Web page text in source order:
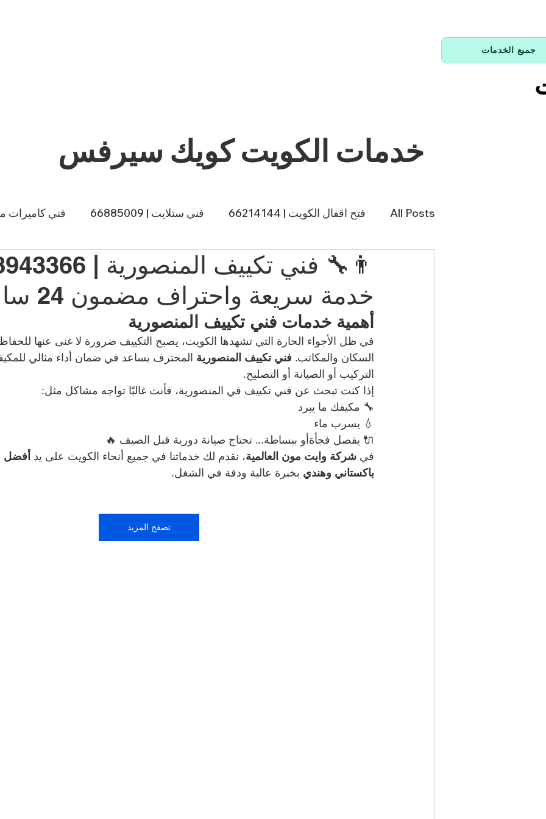
جميع الخدمات
خدمات الكويت كويك سيرفس
All Posts فتح اقفال الكويت | 66214144 فني ستلايت | 66885009 فني كاميرات مراقبة
فني تكييف | 98943366 فني طباخات الكويت | 66557188 صباغ الكويت | 66874433
شركة مكافحة حشرات | 50050641 شركة طارد الحمام | 99009588
مكتب تأشيرات الكويت | 98951133 صالون حلاقة في الكويت | 98958877 مقوي
كهربائي منازل | 50707271
إطارات سيارات الكويت | 98080146 Smart lock
خدمة سريعة واحتراف مضمون 24 ساعة
أهمية خدمات فني تكييف المنصورية
في ظل الأجواء الحارة التي تشهدها الكويت، يصبح التكييف ضرورة لا غنى عنها
السكان والمكاتب. فني تكييف المنصورية المحترف يساعد في ضمان أداء مثالي
التركيب أو الصيانة أو التصليح.
إذا كنت تبحث عن فني تكييف في المنصورية، فأنت غالبًا تواجه مشاكل مثل:
🔧 مكيفك ما يبرد
💧 يسرب ماء
🔌 يفصل فجأةأو ببساطة... تحتاج صيانة دورية قبل الصيف 🔥
في شركة وايت مون العالمية، نقدم لك خدماتنا في جميع أنحاء الكويت على يد أفضل
باكستاني وهندي بخبرة عالية ودقة في الشغل.
تصفح المزيد